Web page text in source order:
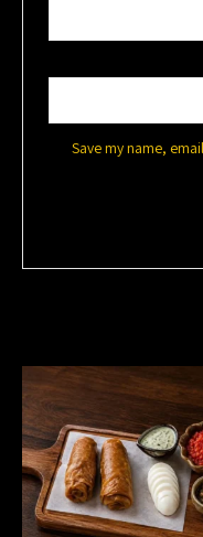
Save my name,